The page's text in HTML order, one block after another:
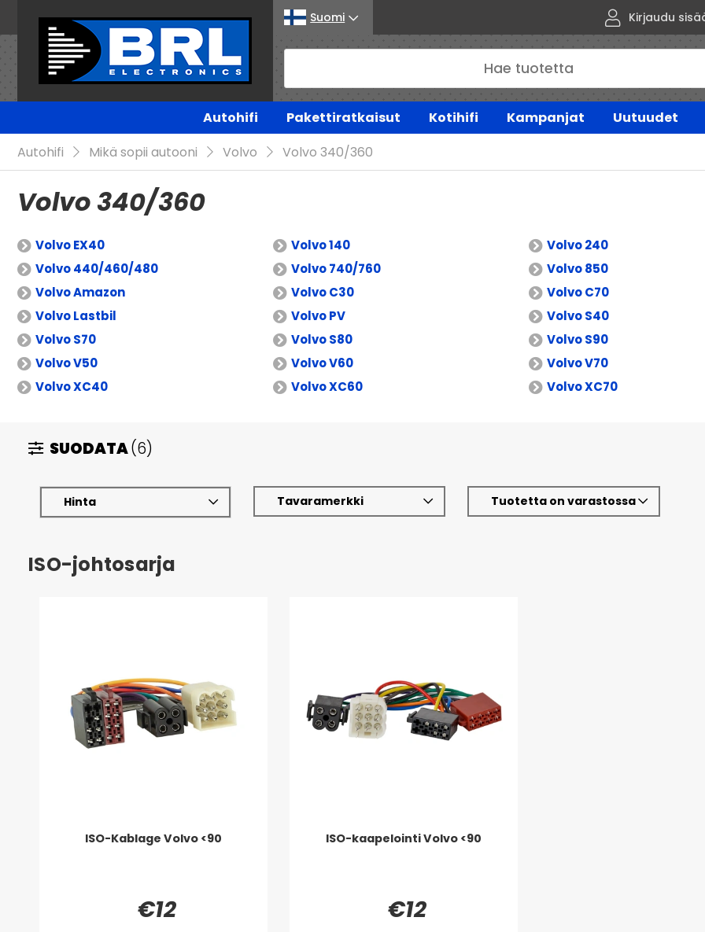
Suomi Kirjaudu
Autohifi Pakettiratkaisut Kotihifi Kampanjat
Uutuudet
Autohifi
Mikä sopii autooni Volvo Volvo 340/360
Volvo 340/360
Volvo EX40 Volvo 140
Volvo 240
Volvo 440/460/480
Volvo 740/760
Volvo 850
Volvo Amazon
Volvo C30
Volvo C70
Volvo Lastbil
Volvo PV
Volvo S40
Volvo S70
Volvo S80
Volvo S90
Volvo V50
Volvo V60
Volvo V70
Volvo XC40
Volvo XC60 Volvo XC70
SUODATA(6)
Hinta Tavaramerkki Tuotetta on varastossa
ISO-johtosarja
ISO-Kablage Volvo <90
€12
ISO-kaapelointi Volvo <90
€12